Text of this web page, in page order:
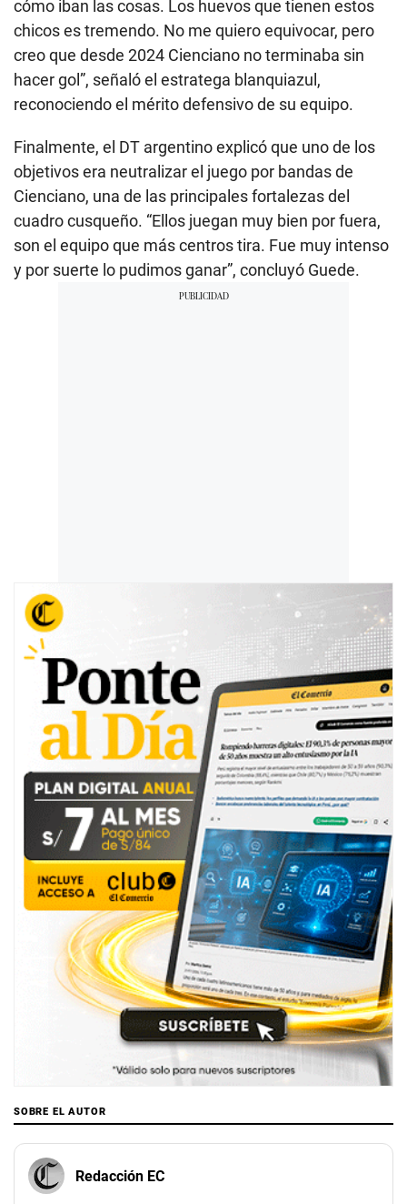
cómo iban las cosas. Los huevos que tienen estos
chicos es tremendo. No me quiero equivocar, pero
creo que desde 2024 Cienciano no terminaba sin
hacer gol”, señaló el estratega blanquiazul,
reconociendo el mérito defensivo de su equipo.
Finalmente, el DT argentino explicó que uno de los
objetivos era neutralizar el juego por bandas de
Cienciano, una de las principales fortalezas del
cuadro cusqueño. “Ellos juegan muy bien por fuera,
son el equipo que más centros tira. Fue muy intenso
y por suerte lo pudimos ganar”, concluyó Guede.
SOBRE EL AUTOR
Redacción EC